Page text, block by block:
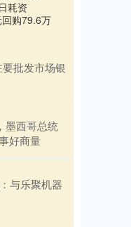
耗资
购79.6万
批发市场银
墨西哥总统
好商量
与乐聚机器